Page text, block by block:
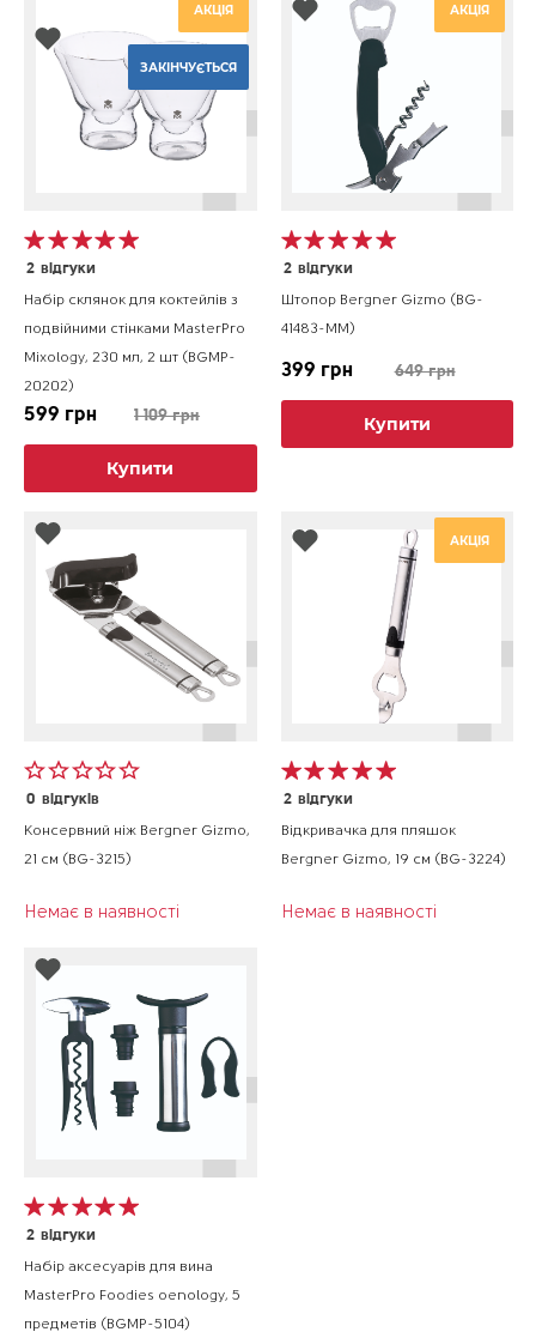
АКЦІЯ
ЗАКІНЧУЄТЬСЯ
2 відгуки
Набір склянок для коктейлів з
подвійними стінками MasterPro
Mixology, 230 мл, 2 шт (BGMP-
20202)
599 грн 1 109 грн
Купити
АКЦІЯ
2 відгуки
Штопор Bergner Gizmo (BG-
41483-MM)
399 грн 649 грн
Купити
0 відгуків
Консервний ніж Bergner Gizmo,
21 см (BG-3215)
Немає в наявності
АКЦІЯ
2 відгуки
Відкривачка для пляшок
Bergner Gizmo, 19 см (BG-3224)
Немає в наявності
2 відгуки
Набір аксесуарів для вина
MasterPro Foodies oenology, 5
предметів (BGMP-5104)